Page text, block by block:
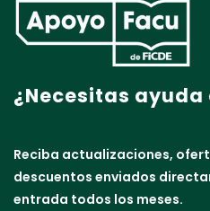
¿Necesitas ayuda
Reciba actualizaciones,
descuentos enviados
entrada todos los meses.